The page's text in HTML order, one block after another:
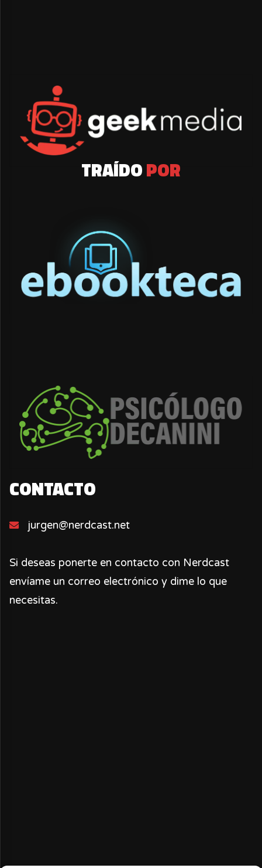
TRAÍDOPOR
CONTACTO
jurgen@nerdcast.net
Si deseas ponerte en contacto con Nerdcast
envíame un correo electrónico y dime lo que
necesitas.